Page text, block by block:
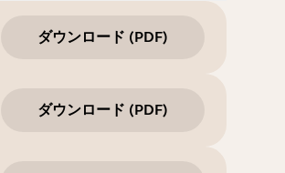
ダウンロード (PDF)
ダウンロード (PDF)